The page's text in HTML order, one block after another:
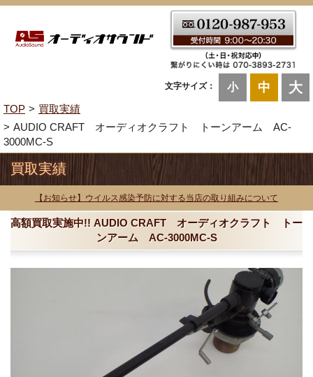
文字サイズ： 小 中 大
TOP
買取実績
AUDIO CRAFT オーディオクラフト トーンアーム AC-
3000MC-S
買取実績
【お知らせ】ウイルス感染予防に対する当店の取り組みについて
高額買取実施中!! AUDIO CRAFT オーディオクラフト トー
ンアーム AC-3000MC-S